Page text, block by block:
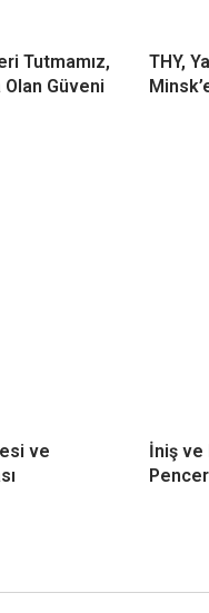
Tutmamız,
Olan Güveni
THY,
ve
İniş ve